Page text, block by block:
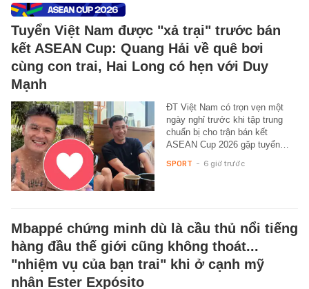
Tuyển Việt Nam được "xả trại" trước bán
kết ASEAN Cup: Quang Hải về quê bơi
cùng con trai, Hai Long có hẹn với Duy
Mạnh
ĐT Việt Nam có trọn vẹn một
ngày nghỉ trước khi tập trung
chuẩn bị cho trận bán kết
ASEAN Cup 2026 gặp tuyển…
SPORT - 6 giờ trước
Mbappé chứng minh dù là cầu thủ nổi tiếng
hàng đầu thế giới cũng không thoát...
"nhiệm vụ của bạn trai" khi ở cạnh mỹ
nhân Ester Expósito